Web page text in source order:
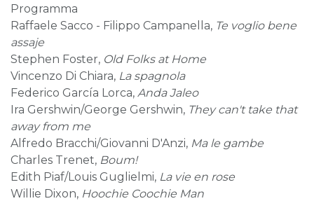
Programma
Raffaele Sacco - Filippo Campanella, Te voglio bene
assaje
Stephen Foster, Old Folks at Home
Vincenzo Di Chiara, La spagnola
Federico García Lorca, Anda Jaleo
Ira Gershwin/George Gershwin, They can't take that
away from me
Alfredo Bracchi/Giovanni D'Anzi, Ma le gambe
Charles Trenet, Boum!
Edith Piaf/Louis Guglielmi, La vie en rose
Willie Dixon, Hoochie Coochie Man